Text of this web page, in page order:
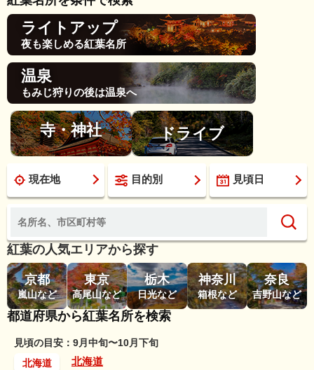
ライトアップ
夜も楽しめる紅葉名所
温泉
もみじ狩りの後は温泉へ
寺・神社 ドライブ
現在地 目的別 見頃日
紅葉の人気エリアから探す
京都
嵐山など
東京
高尾山など
栃木
日光など
神奈川
箱根など
奈良
吉野山など
都道府県から紅葉名所を検索
見頃の目安：9月中旬〜10月下旬
北海道
北海道